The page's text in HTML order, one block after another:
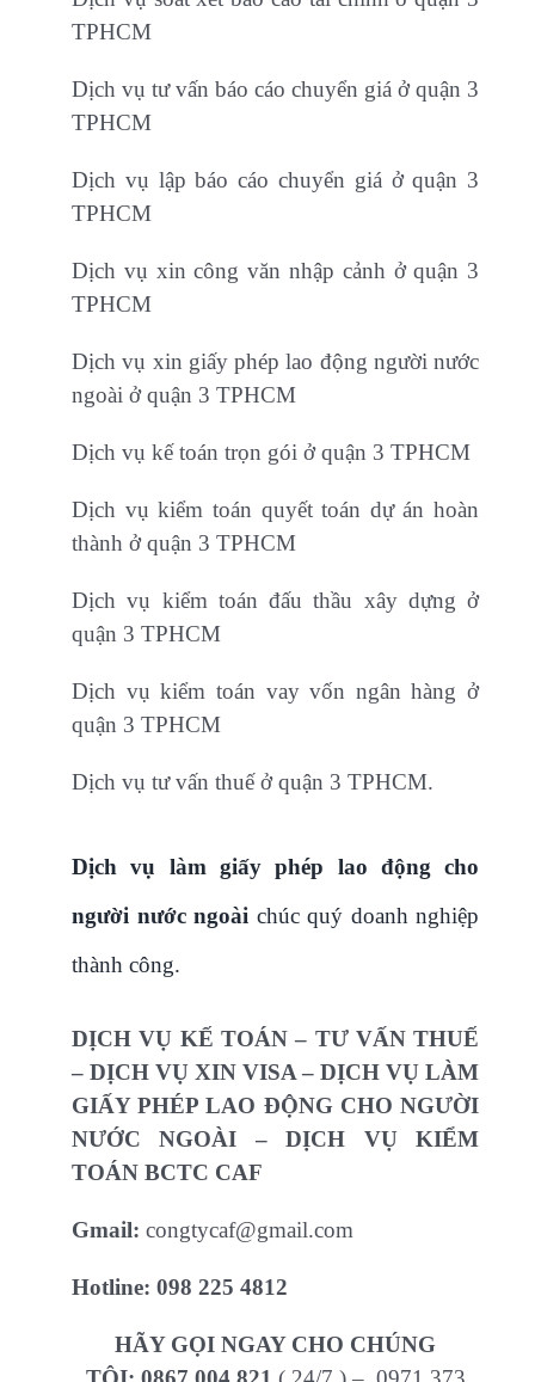
TPHCM
Dịch vụ tư vấn báo cáo chuyển giá ở quận 3
TPHCM
Dịch vụ lập báo cáo chuyển giá ở quận 3
TPHCM
Dịch vụ xin công văn nhập cảnh ở quận 3
TPHCM
Dịch vụ xin giấy phép lao động người nước
ngoài ở quận 3 TPHCM
Dịch vụ kế toán trọn gói ở quận 3 TPHCM
Dịch vụ kiểm toán quyết toán dự án hoàn
thành ở quận 3 TPHCM
Dịch vụ kiểm toán đấu thầu xây dựng ở
quận 3 TPHCM
Dịch vụ kiểm toán vay vốn ngân hàng ở
quận 3 TPHCM
Dịch vụ tư vấn thuế ở quận 3 TPHCM.
Dịch vụ làm giấy phép lao động cho
người nước ngoài chúc quý doanh nghiệp
thành công.
DỊCH VỤ KẾ TOÁN – TƯ VẤN THUẾ
– DỊCH VỤ XIN VISA – DỊCH VỤ LÀM
GIẤY PHÉP LAO ĐỘNG CHO NGƯỜI
NƯỚC NGOÀI – DỊCH VỤ KIỂM
TOÁN BCTC CAF
Gmail: congtycaf@gmail.com
Hotline: 098 225 4812
HÃY GỌI NGAY CHO CHÚNG